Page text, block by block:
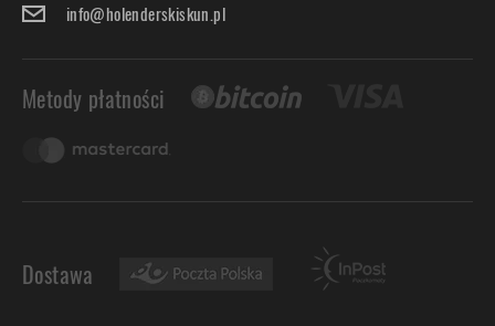
info@holenderskiskun.pl
Metody płatności
Dostawa